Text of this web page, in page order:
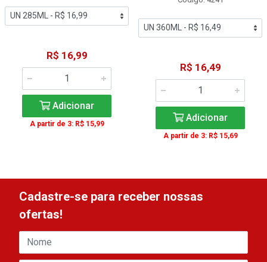
R$ 16,99
Adicionar
A partir de 3: R$ 15,99
R$ 16,49
Adicionar
A partir de 3: R$ 15,69
Cadastre-se para receber nossas
ofertas!